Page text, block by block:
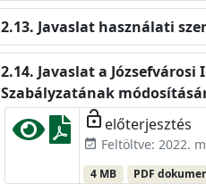
Javaslat használati
Javaslat a
Szabályzatának
lock_open előterjesztés
event_available Feltöltve: 2022.
4 MB PDF